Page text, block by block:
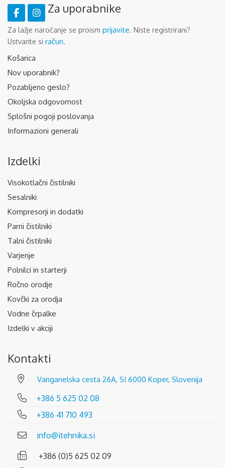
Za uporabnike
Za lažje naročanje se proism prijavite. Niste registrirani?
Ustvarite si račun.
Košarica
Nov uporabnik?
Pozabljeno geslo?
Okoljska odgovornost
Splošni pogoji poslovanja
Informazioni generali
Izdelki
Visokotlačni čistilniki
Sesalniki
Kompresorji in dodatki
Parni čistilniki
Talni čistilniki
Varjenje
Polnilci in starterji
Ročno orodje
Kovčki za orodja
Vodne črpalke
Izdelki v akciji
Kontakti
Vanganelska cesta 26A, SI 6000 Koper, Slovenija
+386 5 625 02 08
+386 41 710 493
info@itehnika.si
+386 (0)5 625 02 09